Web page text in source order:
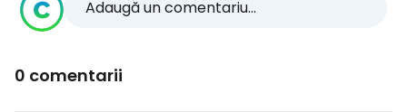
Adaugă un comentariu...
0 comentarii